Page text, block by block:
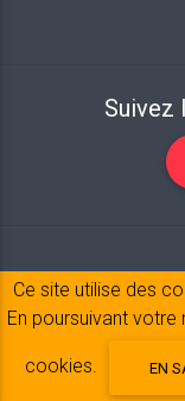
Suivez
Mentions
Ce site utilise des
En poursuivant votre
cookies. EN